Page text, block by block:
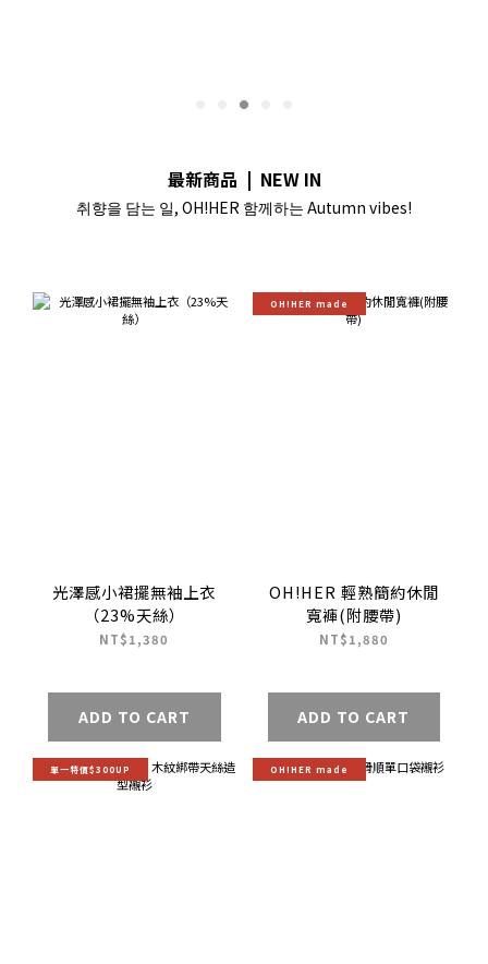
最新商品 | NEW IN
취향을 담는 일, OH!HER 함께하는 Autumn vibes!
光澤感小裙擺無袖上衣
（23%天絲）
NT$1,380
ADD TO CART
OH!HER made
OH!HER 輕熟簡約休閒
寬褲(附腰帶)
NT$1,880
ADD TO CART
單一特價$300UP OH!HER made